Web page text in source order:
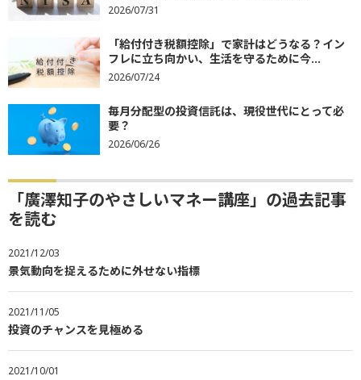
2026/07/31
「給付付き税額控除」で家計はどうなる？イン
フレに立ち向かい、生活を守るために今...
2026/07/24
毎月分配型の投資信託は、現役世代にとって必
要？
2026/06/26
「廣澤知子のやさしいマネー講座」の過去記事
を読む
2021/12/03
景気動向を捉えるために外せない指標
2021/11/05
投資のチャンスを見極める
2021/10/01